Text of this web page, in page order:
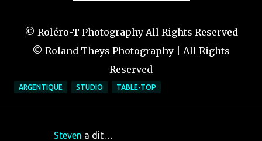
© Roléro-T Photography All Rights Reserved
© Roland Theys Photography | All Rights
Reserved
ARGENTIQUE STUDIO TABLE-TOP
Steven a dit…